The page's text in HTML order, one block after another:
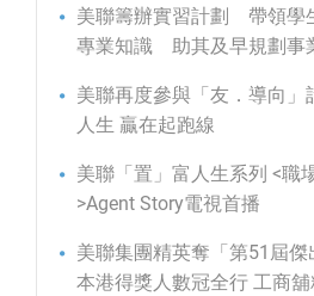
美聯籌辦實習計劃 帶領學
專業知識 助其及早規劃事
美聯再度參與「友．導向」
人生 贏在起跑線
美聯「置」富人生系列 <職
>Agent Story電視首播
美聯集團精英奪「第51屆
本港得獎人數冠全行 工商